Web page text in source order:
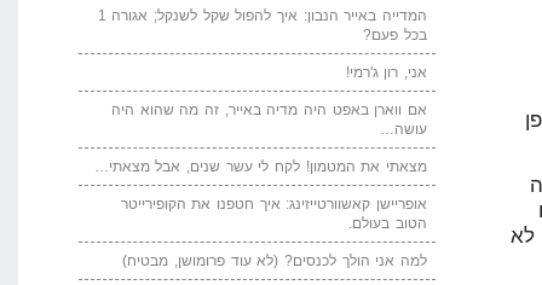
לא
המדייה באייר הנבון: איך להפול שקל לשנקל; אגורה 1
בכל פעם?
אני, רון ג'רמי!
אם ווארן באפט היה מדיה באייר, זה מה שהוא היה
עושה…
מצאתי את המטמון! לקח לי עשר שנים, אבל מצאתי…
אופריישן קאשוורטייזינג: איך חטפנו את הקופירייטר
הטוב בעולם.
למה אני הולך לכנסים? (לא עוד פרומושן, מבטיח)